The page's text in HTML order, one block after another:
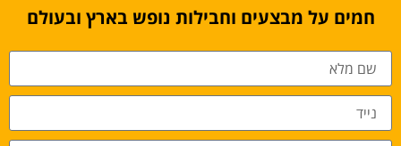
חמים על מבצעים וחבילות נופש בארץ ובעולם